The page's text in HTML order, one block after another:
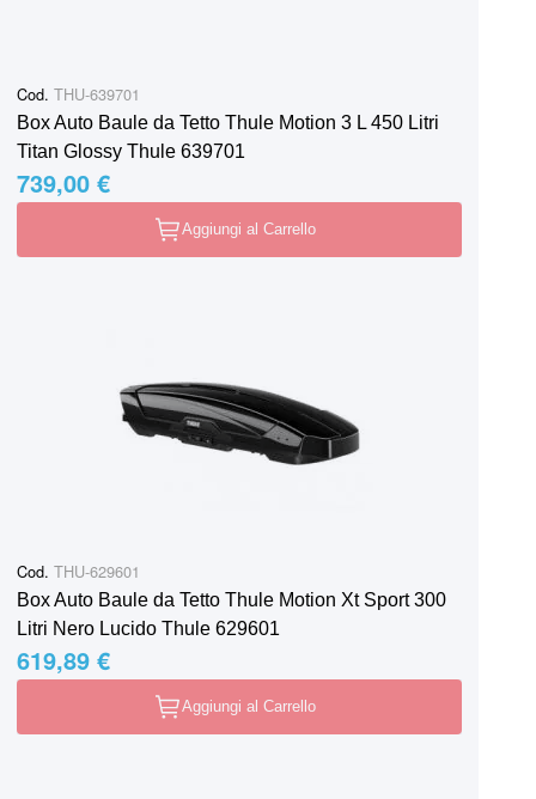
Cod. THU-639701
Box Auto Baule da Tetto Thule Motion 3 L 450 Litri
Titan Glossy Thule 639701
739,00 €
Aggiungi al Carrello
Cod. THU-629601
Box Auto Baule da Tetto Thule Motion Xt Sport 300
Litri Nero Lucido Thule 629601
619,89 €
Aggiungi al Carrello